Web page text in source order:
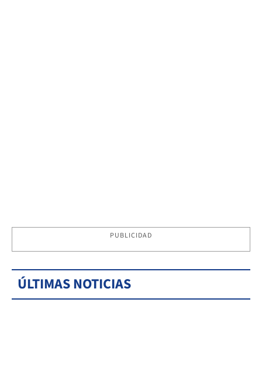
PUBLICIDAD
ÚLTIMAS NOTICIAS